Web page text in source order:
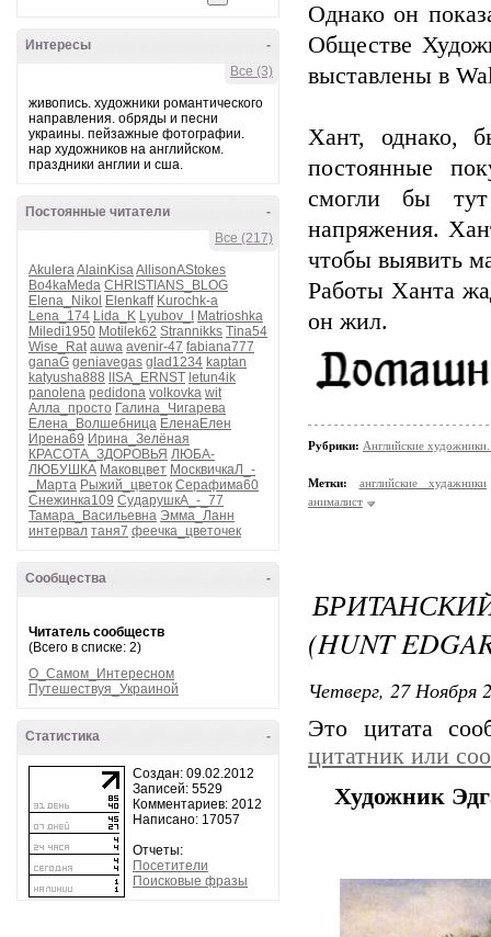
-
Интересы
Все (3)
живопись. художники романтического
направления. обряды и песни
украины. пейзажные фотографии.
нар художников на английском.
праздники англии и сша.
-
Постоянные читатели
Все (217)
AkuleraAlainKisaAllisonAStokes
Bo4kaMeda CHRISTIANS_BLOG
Elena_Nikol
Elenkaff Kurochk-a
Lena_174 Lida_K Lyubov_I
Matrioshka
Miledi1950 Motilek62 Strannikks Tina54
Wise_Rat auwa avenir-47 fabiana777
ganaG geniavegas glad1234 kaptan
katyusha888
lISA_ERNST letun4ik
panolena pedidona volkovka wit
Алла_просто Галина_Чигарева
Елена_Волшебница ЕленаЕлен
Ирена69 Ирина_Зелёная
КРАСОТА_ЗДОРОВЬЯ ЛЮБА-
ЛЮБУШКА Маковцвет МосквичкаЛ_-
_Марта Рыжий_цветок Серафима60
Снежинка109 СударушкА_-_77
Тамара_Васильевна Эмма_Ланн
интервал таня7 феечка_цветочек
-
Сообщества
Читатель сообществ
(Всего в списке: 2)
О_Самом_Интересном
Путешествуя_Украиной
-
Статистика
Создан: 09.02.2012
Записей: 5529
Комментариев: 2012
Написано: 17057
Отчеты:
Посетители
Поисковые фразы
Однако он
Обществе
выставлены в
Хант, однако,
постоянные
смогли бы тут
напряжения.
чтобы выявить
Работы Ханта
он жил.
Рубрики: Английские
Метки:
английские худажники
анималист
(HUNT
Четверг, 27 Ноября
Это цитата
цитатник или
Художник